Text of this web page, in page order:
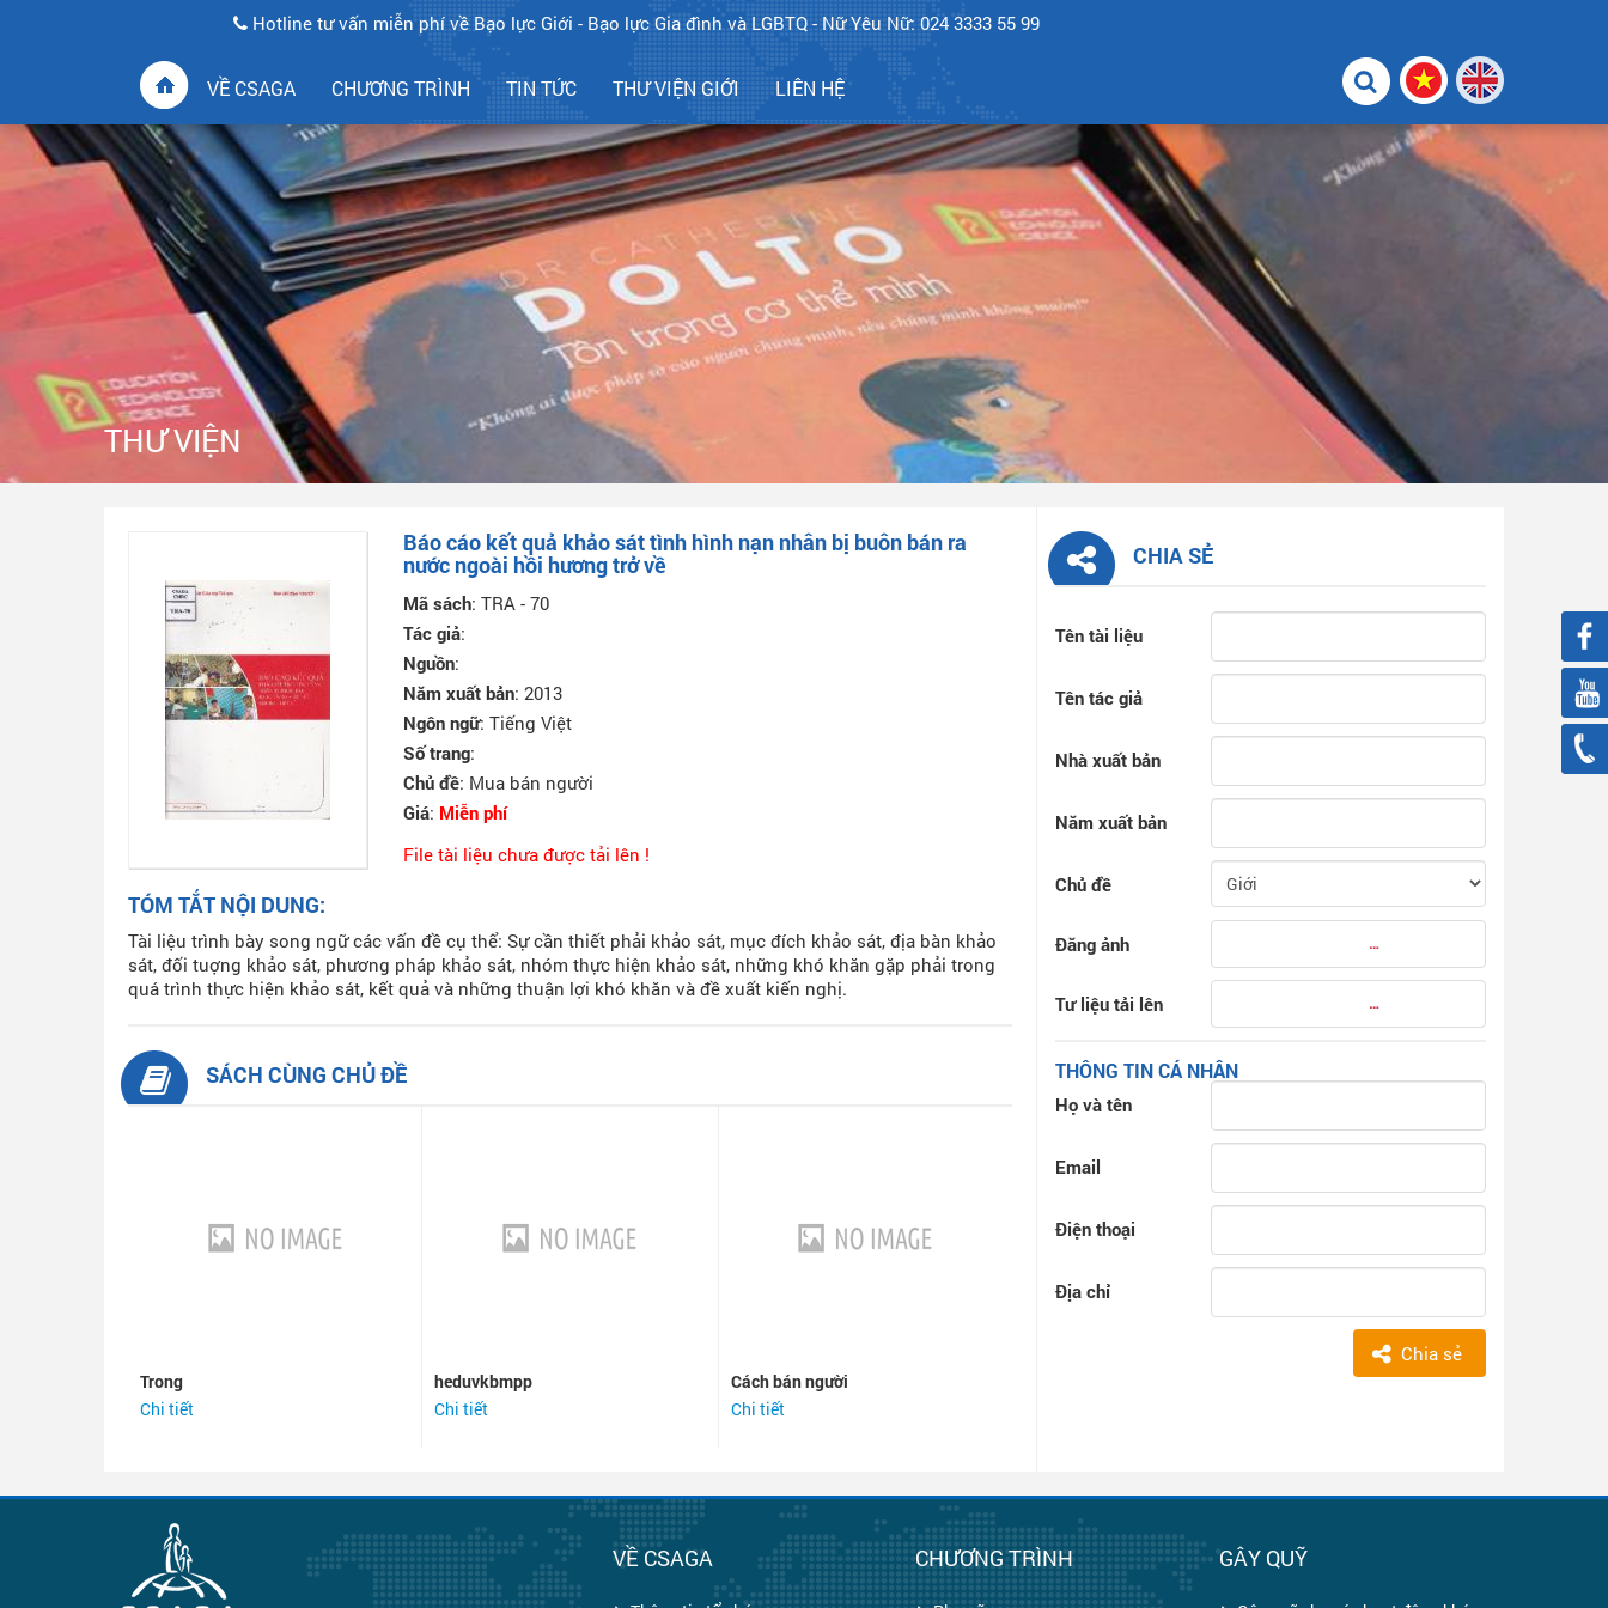
Hotline tư vấn miễn phí về Bạo lực Giới - Bạo lực Gia đình và LGBTQ - Nữ Yêu Nữ: 024 3333 55 99
VỀ CSAGA CHƯƠNG TRÌNH TIN TỨC THƯ VIỆN GIỚI LIÊN HỆ
THƯ VIỆN
Báo cáo kết quả khảo sát tình hình nạn nhân bị buôn bán ra
nước ngoài hồi hương trở về
Mã sách: TRA - 70
Tác giả:
Nguồn:
Năm xuất bản: 2013
Ngôn ngữ: Tiếng Việt
Số trang:
Chủ đề: Mua bán người
Giá: Miễn phí
File tài liệu chưa được tải lên !
TÓM TẮT NỘI DUNG:
Tài liệu trình bày song ngữ các vấn đề cụ thể: Sự cần thiết phải khảo sát, mục đích khảo sát, địa bàn khảo
sát, đối tuợng khảo sát, phương pháp khảo sát, nhóm thực hiện khảo sát, những khó khăn gặp phải trong
quá trình thực hiện khảo sát, kết quả và những thuận lợi khó khăn và đề xuất kiến nghị.
SÁCH CÙNG CHỦ ĐỀ
Trong
Chi tiết
heduvkbmpp
Chi tiết
Cách bán người
Chi tiết
CHIA SẺ
Tên tài liệu
Tên tác giả
Nhà xuất bản
Năm xuất bản
Chủ đề
Đăng ảnh
Tư liệu tải lên
THÔNG TIN CÁ NHÂN
Họ và tên
Email
Điện thoại
Địa chỉ
Chia sẻ
VỀ CSAGA CHƯƠNG TRÌNH GÂY QUỸ